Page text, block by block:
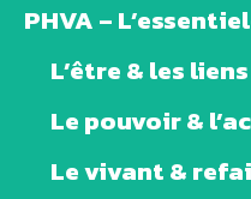
PHVA –
L’être & les liens
Le pouvoir &
Le vivant &